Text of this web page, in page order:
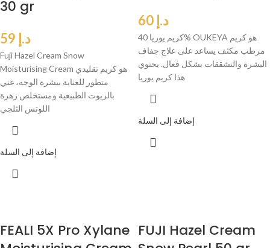
30 gr
د.إ
Fuji Hazel Cream Snow
Moisturising Cream هو كريم تقليدي
متطور للعناية ببشرة الوجه، غني
بالزيوت الطبيعية ومستخلص زهرة
اللوتس الثلجي
إضافة إلى السلة
د.إ
كريم يوريا 40% OUKEYA هو كريم
مرطب مكثف يساعد على علاج جفاف
البشرة والتشققات بشكل فعال. يحتوي
هذا كريم يوريا
إضافة إلى السلة
FEALI 5X Pro Xylane FUJI Hazel Cream